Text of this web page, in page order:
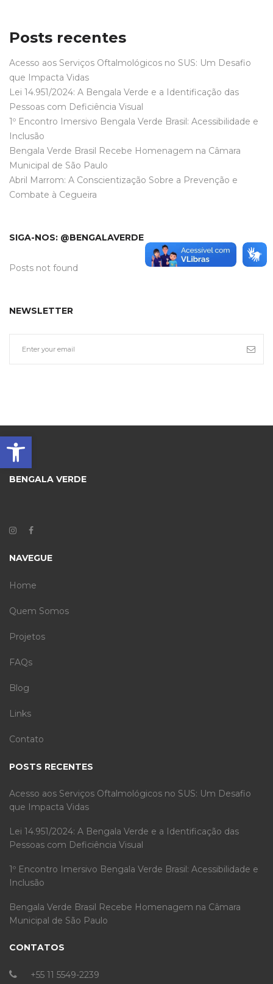
Barra de Ferramentas Aberta
Posts recentes
Acesso aos Serviços Oftalmológicos no SUS: Um Desafio
que Impacta Vidas
Lei 14.951/2024: A Bengala Verde e a Identificação das
Pessoas com Deficiência Visual
1º Encontro Imersivo Bengala Verde Brasil: Acessibilidade e
Inclusão
Bengala Verde Brasil Recebe Homenagem na Câmara
Municipal de São Paulo
Abril Marrom: A Conscientização Sobre a Prevenção e
Combate à Cegueira
SIGA-NOS: @BENGALAVERDE
Posts not found
NEWSLETTER
BENGALA VERDE
NAVEGUE
Home
Quem Somos
Projetos
FAQs
Blog
Links
Contato
POSTS RECENTES
Acesso aos Serviços Oftalmológicos no SUS: Um Desafio
que Impacta Vidas
Lei 14.951/2024: A Bengala Verde e a Identificação das
Pessoas com Deficiência Visual
1º Encontro Imersivo Bengala Verde Brasil: Acessibilidade e
Inclusão
Bengala Verde Brasil Recebe Homenagem na Câmara
Municipal de São Paulo
CONTATOS
+55 11 5549-2239